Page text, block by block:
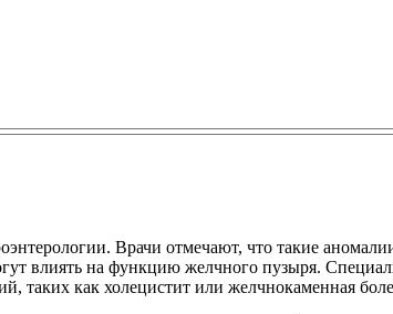
Врачи отмечают, что такие
влиять на функцию желчного пузыря.
таких как холецистит или желчнокаменная